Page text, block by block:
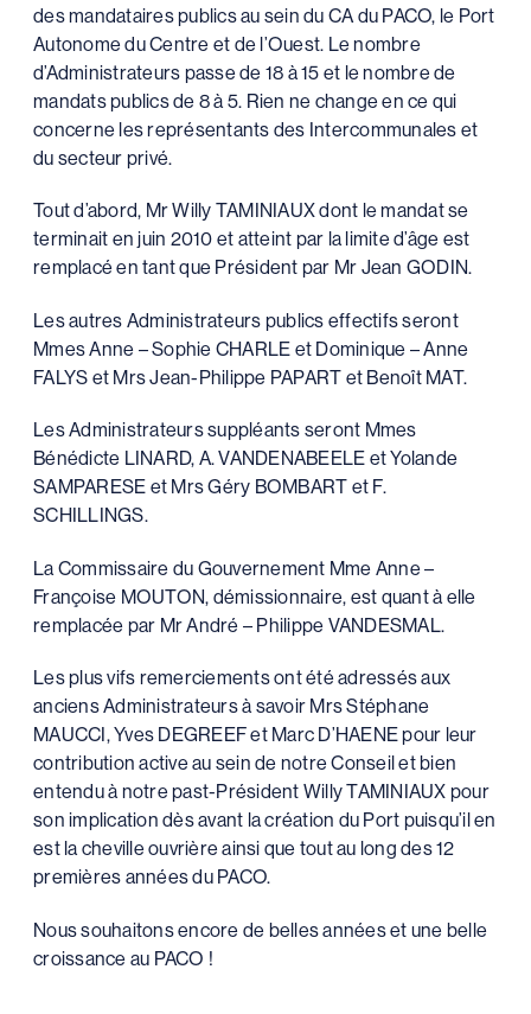
des mandataires publics au sein du CA du PACO, le Port
Autonome du Centre et de l’Ouest. Le nombre
d’Administrateurs passe de 18 à 15 et le nombre de
mandats publics de 8 à 5. Rien ne change en ce qui
concerne les représentants des Intercommunales et
du secteur privé.
Tout d’abord, Mr Willy TAMINIAUX dont le mandat se
terminait en juin 2010 et atteint par la limite d’âge est
remplacé en tant que Président par Mr Jean GODIN.
Les autres Administrateurs publics effectifs seront
Mmes Anne – Sophie CHARLE et Dominique – Anne
FALYS et Mrs Jean-Philippe PAPART et Benoît MAT.
Les Administrateurs suppléants seront Mmes
Bénédicte LINARD, A. VANDENABEELE et Yolande
SAMPARESE et Mrs Géry BOMBART et F.
SCHILLINGS.
La Commissaire du Gouvernement Mme Anne –
Françoise MOUTON, démissionnaire, est quant à elle
remplacée par Mr André – Philippe VANDESMAL.
Les plus vifs remerciements ont été adressés aux
anciens Administrateurs à savoir Mrs Stéphane
MAUCCI, Yves DEGREEF et Marc D’HAENE pour leur
contribution active au sein de notre Conseil et bien
entendu à notre past-Président Willy TAMINIAUX pour
son implication dès avant la création du Port puisqu’il en
est la cheville ouvrière ainsi que tout au long des 12
premières années du PACO.
Nous souhaitons encore de belles années et une belle
croissance au PACO !